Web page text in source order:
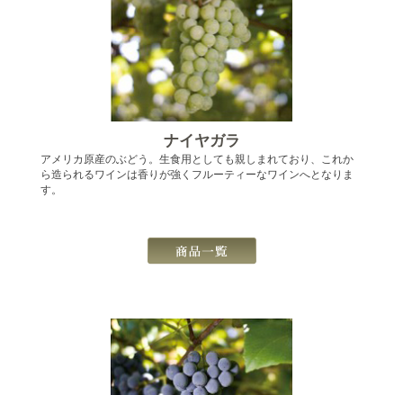
ナイヤガラ
アメリカ原産のぶどう。生食用としても親しまれており、これか
ら造られるワインは香りが強くフルーティーなワインへとなりま
す。